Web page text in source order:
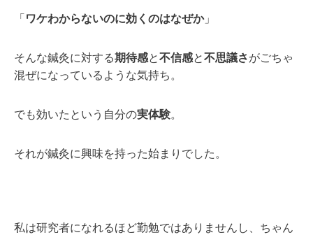
「 ワケわからないのに効くのはなぜか」
そんな鍼灸に対する期待感と不信感と不思議さがごちゃ
混ぜになっているような気持ち。
でも効いたという自分の実体験。
それが鍼灸に興味を持った始まりでした。
私は研究者になれるほど勤勉ではありませんし、ちゃん